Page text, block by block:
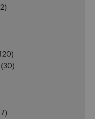
(30)